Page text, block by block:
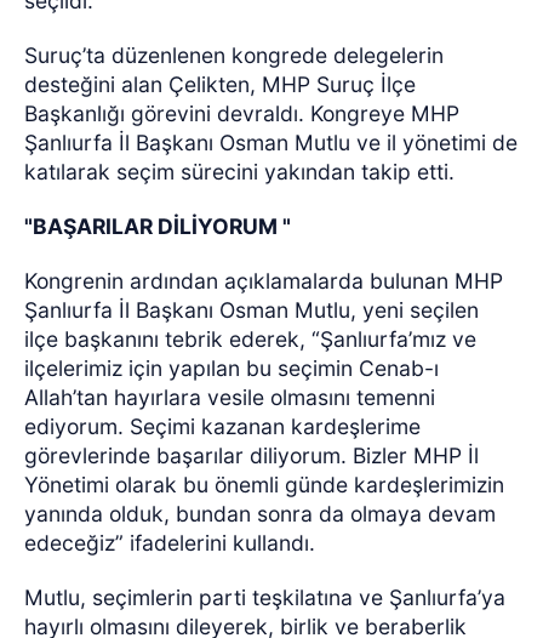
Suruç’ta düzenlenen kongrede delegelerin
desteğini alan Çelikten, MHP Suruç İlçe
Başkanlığı görevini devraldı. Kongreye MHP
Şanlıurfa İl Başkanı Osman Mutlu ve il yönetimi de
katılarak seçim sürecini yakından takip etti.
"BAŞARILAR DİLİYORUM "
Kongrenin ardından açıklamalarda bulunan MHP
Şanlıurfa İl Başkanı Osman Mutlu, yeni seçilen
ilçe başkanını tebrik ederek, “Şanlıurfa’mız ve
ilçelerimiz için yapılan bu seçimin Cenab-ı
Allah’tan hayırlara vesile olmasını temenni
ediyorum. Seçimi kazanan kardeşlerime
görevlerinde başarılar diliyorum. Bizler MHP İl
Yönetimi olarak bu önemli günde kardeşlerimizin
yanında olduk, bundan sonra da olmaya devam
edeceğiz” ifadelerini kullandı.
Mutlu, seçimlerin parti teşkilatına ve Şanlıurfa’ya
hayırlı olmasını dileyerek, birlik ve beraberlik